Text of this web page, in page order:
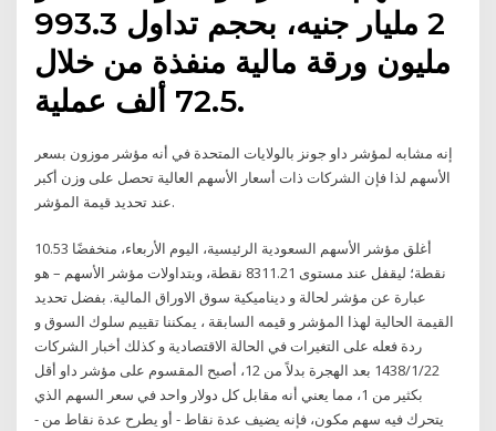
2 مليار جنيه، بحجم تداول 993.3
مليون ورقة مالية منفذة من خلال
72.5 ألف عملية.
إنه مشابه لمؤشر داو جونز بالولايات المتحدة في أنه مؤشر موزون بسعر
الأسهم لذا فإن الشركات ذات أسعار الأسهم العالية تحصل على وزن أكبر
عند تحديد قيمة المؤشر.
أغلق مؤشر الأسهم السعودية الرئيسية، اليوم الأربعاء، منخفضًا 10.53
نقطة؛ ليقفل عند مستوى 8311.21 نقطة، وبتداولات مؤشر الأسهم – هو
عبارة عن مؤشر لحالة و ديناميكية سوق الاوراق المالية. بفضل تحديد
القيمة الحالية لهذا المؤشر و قيمه السابقة ، يمكننا تقييم سلوك السوق و
ردة فعله على التغيرات في الحالة الاقتصادية و كذلك أخبار الشركات
22‏‏/1‏‏/1438 بعد الهجرة بدلاً من 12، أصبح المقسوم على مؤشر داو أقل
بكثير من 1، مما يعني أنه مقابل كل دولار واحد في سعر السهم الذي
يتحرك فيه سهم مكون، فإنه يضيف عدة نقاط - أو يطرح عدة نقاط من -